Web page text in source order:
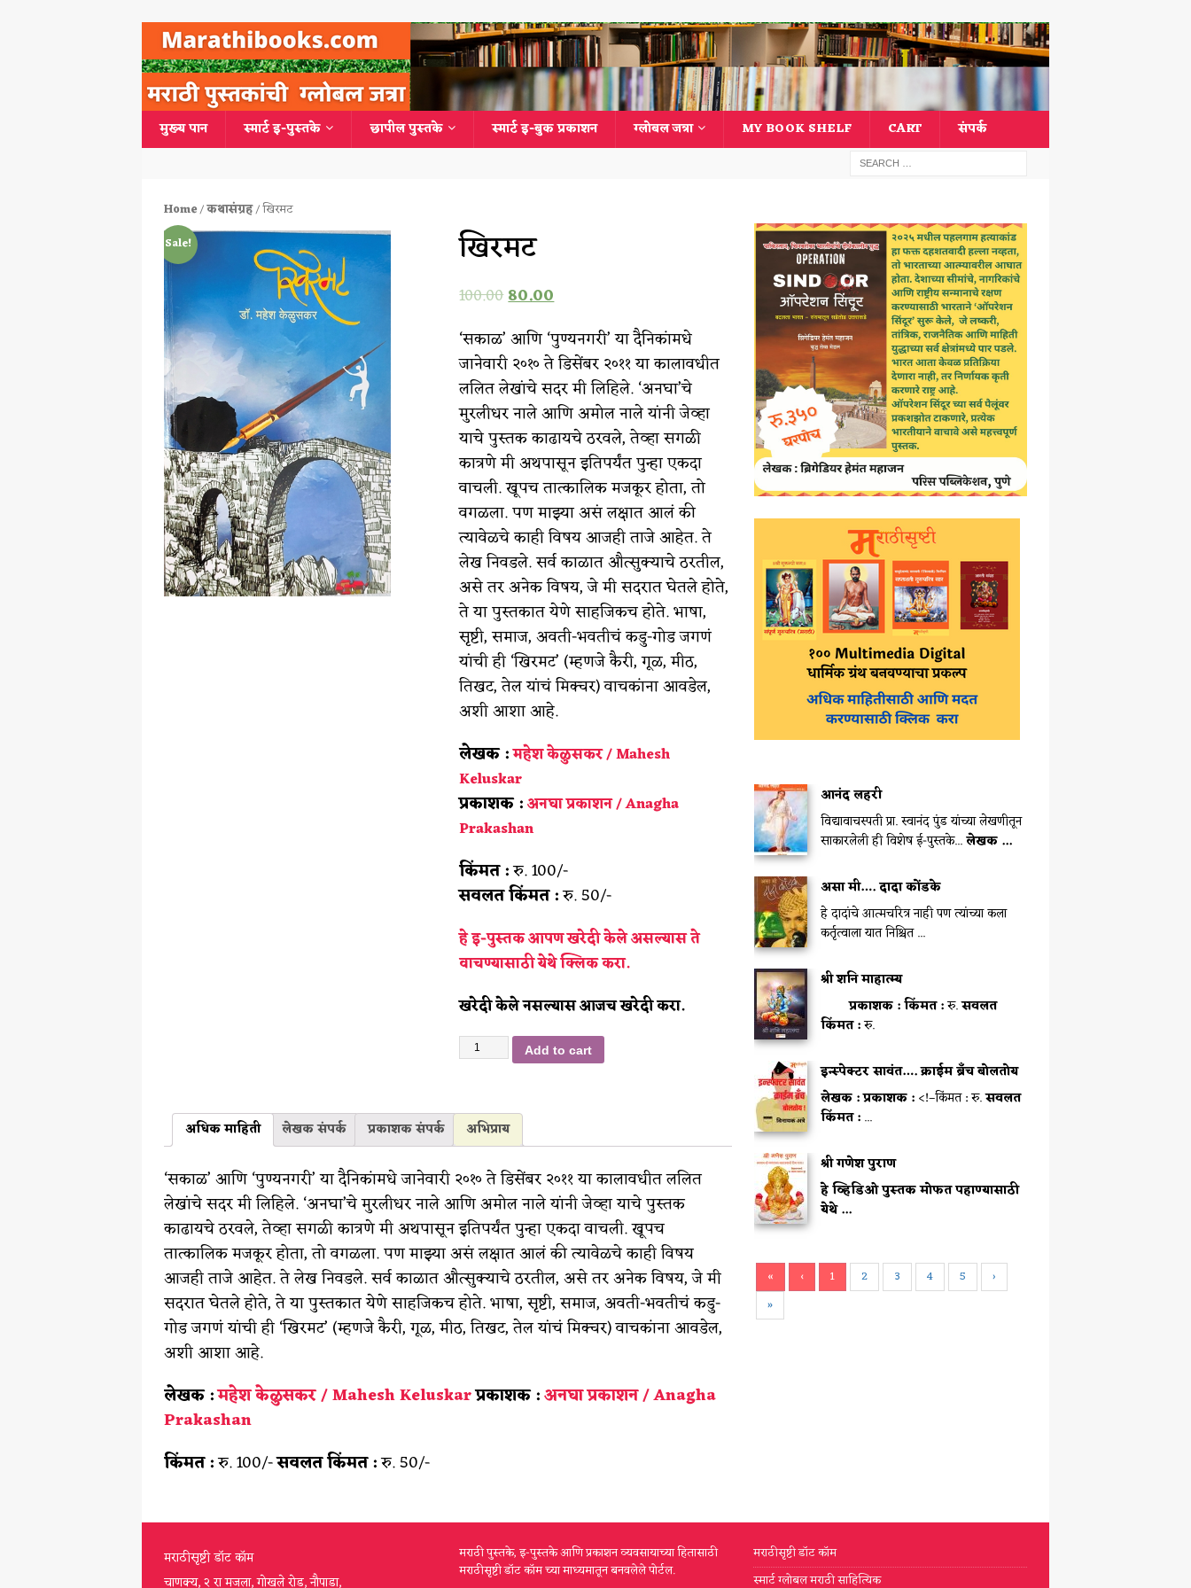
मुख्य पान स्मार्ट इ-पुस्तके छापील पुस्तके स्मार्ट इ-बुक प्रकाशन ग्लोबल जत्रा MY BOOK SHELF CART संपर्क
Home/कथासंग्रह/ खिरमट
Sale! खिरमट
100.0080.00
‘सकाळ’ आणि ‘पुण्यनगरी’ या दैनिकांमधे
जानेवारी २०१० ते डिसेंबर २०११ या कालावधीत
ललित लेखांचे सदर मी लिहिले. ‘अनघा’चे
मुरलीधर नाले आणि अमोल नाले यांनी जेव्हा
याचे पुस्तक काढायचे ठरवले, तेव्हा सगळी
कात्रणे मी अथपासून इतिपर्यंत पुन्हा एकदा
वाचली. खूपच तात्कालिक मजकूर होता, तो
वगळला. पण माझ्या असं लक्षात आलं की
त्यावेळचे काही विषय आजही ताजे आहेत. ते
लेख निवडले. सर्व काळात औत्सुक्याचे ठरतील,
असे तर अनेक विषय, जे मी सदरात घेतले होते,
ते या पुस्तकात येणे साहजिकच होते. भाषा,
सृष्टी, समाज, अवती-भवतीचं कडु-गोड जगणं
यांची ही ‘खिरमट’ (म्हणजे कैरी, गूळ, मीठ,
तिखट, तेल यांचं मिक्चर) वाचकांना आवडेल,
अशी आशा आहे.
लेखक :महेश केळुसकर / Mahesh
Keluskar
प्रकाशक :अनघा प्रकाशन / Anagha
Prakashan
किंमत :रु. 100/-
सवलत किंमत :रु. 50/-
हे इ-पुस्तक आपण खरेदी केले असल्यास ते
वाचण्यासाठीयेथे क्लिक करा.
खरेदी केले नसल्यास आजच खरेदी करा.
Add to cart
अधिक माहिती लेखक संपर्क प्रकाशक संपर्क अभिप्राय
‘सकाळ’ आणि ‘पुण्यनगरी’ या दैनिकांमधे जानेवारी २०१० ते डिसेंबर २०११ या कालावधीत ललित
लेखांचे सदर मी लिहिले. ‘अनघा’चे मुरलीधर नाले आणि अमोल नाले यांनी जेव्हा याचे पुस्तक
काढायचे ठरवले, तेव्हा सगळी कात्रणे मी अथपासून इतिपर्यंत पुन्हा एकदा वाचली. खूपच
तात्कालिक मजकूर होता, तो वगळला. पण माझ्या असं लक्षात आलं की त्यावेळचे काही विषय
आजही ताजे आहेत. ते लेख निवडले. सर्व काळात औत्सुक्याचे ठरतील, असे तर अनेक विषय, जे मी
सदरात घेतले होते, ते या पुस्तकात येणे साहजिकच होते. भाषा, सृष्टी, समाज, अवती-भवतीचं कडु-
गोड जगणं यांची ही ‘खिरमट’ (म्हणजे कैरी, गूळ, मीठ, तिखट, तेल यांचं मिक्चर) वाचकांना आवडेल,
अशी आशा आहे.
लेखक :महेश केळुसकर / Mahesh Keluskarप्रकाशक :अनघा प्रकाशन / Anagha
Prakashan
किंमत :रु. 100/-सवलत किंमत :रु. 50/-
आनंद लहरी
विद्यावाचस्पती प्रा. स्वानंद पुंड यांच्या लेखणीतून
साकारलेली ही विशेष ई-पुस्तके...लेखक ...
असा मी…. दादा कोंडके
हे दादांचे आत्मचरित्र नाही पण त्यांच्या कला
कर्तृत्वाला यात निश्चित ...
श्री शनि माहात्म्य
प्रकाशक :किंमत :रु.सवलत
किंमत :रु.
इन्स्पेक्टर सावंत…. क्राईम ब्रॅंच बोलतोय
लेखक :प्रकाशक :<!–किंमत : रु.सवलत
किंमत :...
श्री गणेश पुराण
हे व्हिडिओ पुस्तक मोफत पहाण्यासाठी
येथे ...
« ‹ 1 2 3 4 5
›
»
मराठीसृष्टी डॉट कॉम
चाणक्य, २ रा मजला, गोखले रोड, नौपाडा,
मराठी पुस्तके, इ-पुस्तके आणि प्रकाशन व्यवसायाच्या हितासाठी
मराठीसृष्टी डॉट कॉम च्या माध्यमातून बनवलेले पोर्टल.
मराठीसृष्टी डॉट कॉम
स्मार्ट ग्लोबल मराठी साहित्यिक